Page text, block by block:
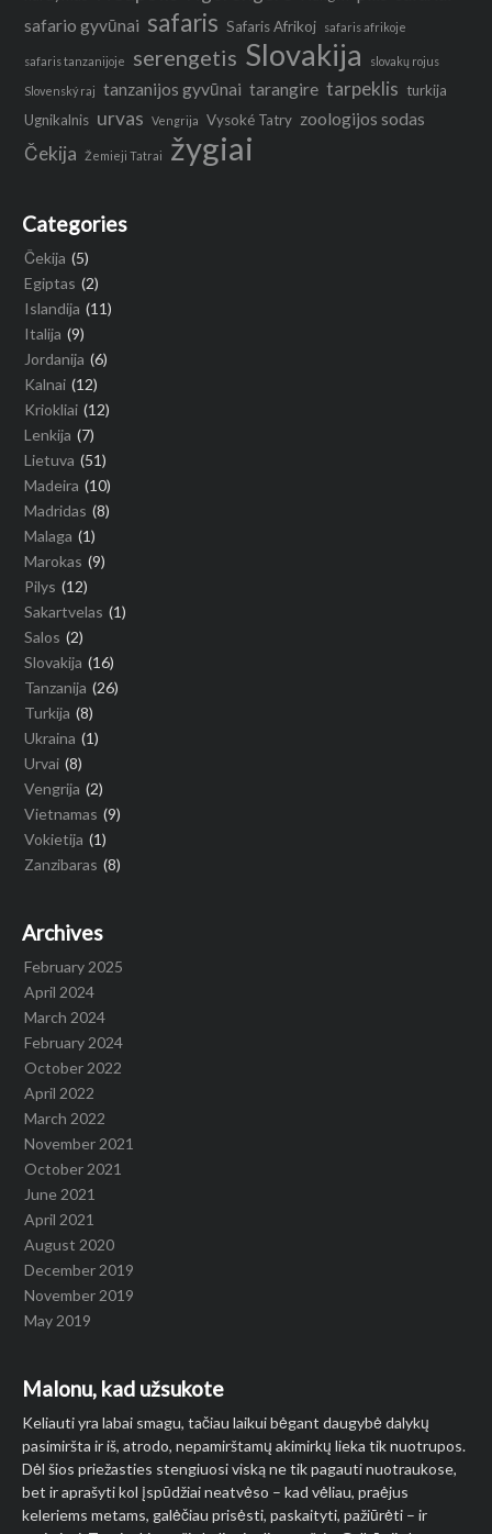
safario gyvūnai safaris Safaris Afrikoj safaris afrikoje
safaris tanzanijoje serengetis Slovakija slovakų rojus
Slovenský raj tanzanijos gyvūnai tarangire tarpeklis turkija
Ugnikalnis urvas Vengrija Vysoké Tatry zoologijos sodas
Čekija Žemieji Tatrai žygiai
Categories
Čekija (5)
Egiptas (2)
Islandija (11)
Italija (9)
Jordanija (6)
Kalnai (12)
Kriokliai (12)
Lenkija (7)
Lietuva (51)
Madeira (10)
Madridas (8)
Malaga (1)
Marokas (9)
Pilys (12)
Sakartvelas (1)
Salos (2)
Slovakija (16)
Tanzanija (26)
Turkija (8)
Ukraina (1)
Urvai (8)
Vengrija (2)
Vietnamas (9)
Vokietija (1)
Zanzibaras (8)
Archives
February 2025
April 2024
March 2024
February 2024
October 2022
April 2022
March 2022
November 2021
October 2021
June 2021
April 2021
August 2020
December 2019
November 2019
May 2019
Malonu, kad užsukote
Keliauti yra labai smagu, tačiau laikui bėgant daugybė dalykų
pasimiršta ir iš, atrodo, nepamirštamų akimirkų lieka tik nuotrupos.
Dėl šios priežasties stengiuosi viską ne tik pagauti nuotraukose,
bet ir aprašyti kol įspūdžiai neatvėso – kad vėliau, praėjus
keleriems metams, galėčiau prisėsti, paskaityti, pažiūrėti – ir